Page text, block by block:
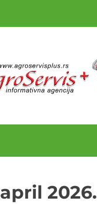
april 2026.